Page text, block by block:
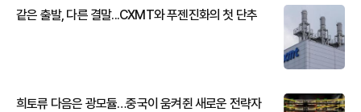
같은 출발, 다른 결말...CXMT와 푸젠진화의 첫 단추
희토류 다음은 광모듈…중국이 움켜쥔 새로운 전략자